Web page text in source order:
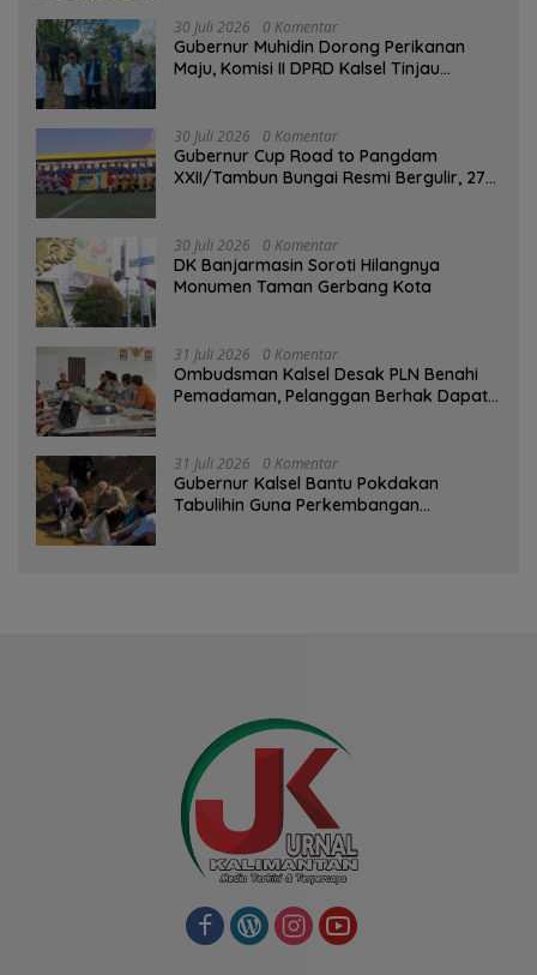
30 Juli 2026 0 Komentar
Gubernur Muhidin Dorong Perikanan
Maju, Komisi II DPRD Kalsel Tinjau
30 Juli 2026 0 Komentar
Gubernur Cup Road to Pangdam
XXII/Tambun Bungai Resmi Bergulir, 27
30 Juli 2026 0 Komentar
DK Banjarmasin Soroti Hilangnya
Monumen Taman Gerbang Kota
31 Juli 2026 0 Komentar
Ombudsman Kalsel Desak PLN Benahi
Pemadaman, Pelanggan Berhak Dapat
31 Juli 2026 0 Komentar
Gubernur Kalsel Bantu Pokdakan
Tabulihin Guna Perkembangan